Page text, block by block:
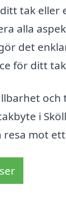
tak
alla
det
för ditt
i
mot